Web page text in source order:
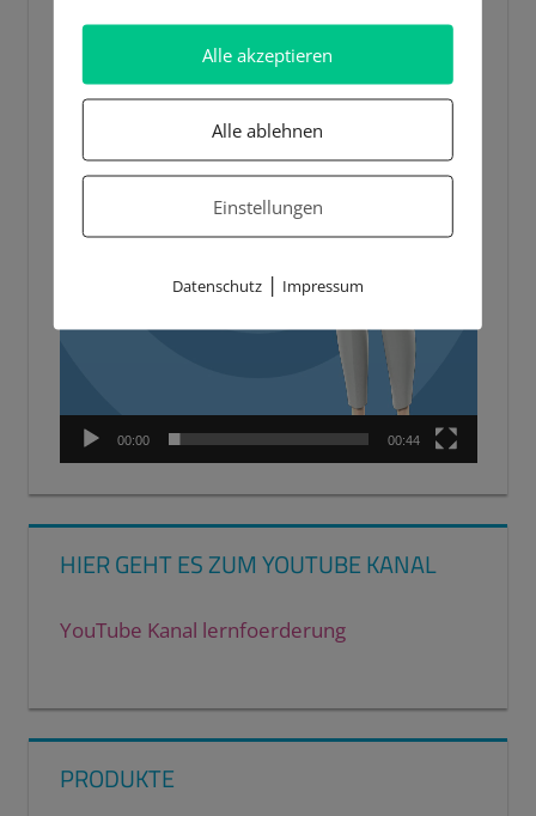
00:00 00:44
HIER GEHT ES ZUM YOUTUBE KANAL
YouTube Kanal lernfoerderung
PRODUKTE
Alle akzeptieren
Alle ablehnen
Einstellungen
Datenschutz| Impressum